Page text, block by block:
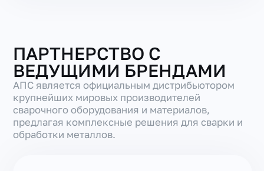
ПАРТНЕРСТВО С
ВЕДУЩИМИ БРЕНДАМИ
АПС является официальным дистрибьютором
крупнейших мировых производителей
сварочного оборудования и материалов,
предлагая комплексные решения для сварки и
обработки металлов.